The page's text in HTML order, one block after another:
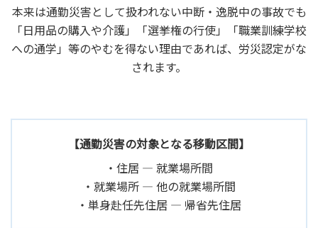
本来は通勤災害として扱われない中断・逸脱中の事故でも
「日用品の購入や介護」「選挙権の行使」「職業訓練学校
への通学」等のやむを得ない理由であれば、労災認定がな
されます。
【通勤災害の対象となる移動区間】
住居 ― 就業場所間
就業場所 ― 他の就業場所間
単身赴任先住居 ― 帰省先住居